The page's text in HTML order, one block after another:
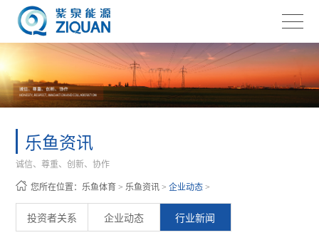
乐鱼资讯
诚信、尊重、创新、协作
您所在位置：乐鱼体育 >乐鱼资讯 >企业动态 >
投资者关系 企业动态 行业新闻